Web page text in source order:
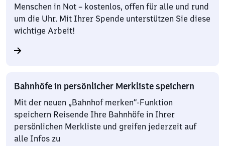
Menschen in Not – kostenlos, offen für alle und rund
um die Uhr. Mit Ihrer Spende unterstützen Sie diese
wichtige Arbeit!
Bahnhöfe in persönlicher Merkliste speichern
Mit der neuen „Bahnhof merken“-Funktion
speichern Reisende Ihre Bahnhöfe in Ihrer
persönlichen Merkliste und greifen jederzeit auf
alle Infos zu